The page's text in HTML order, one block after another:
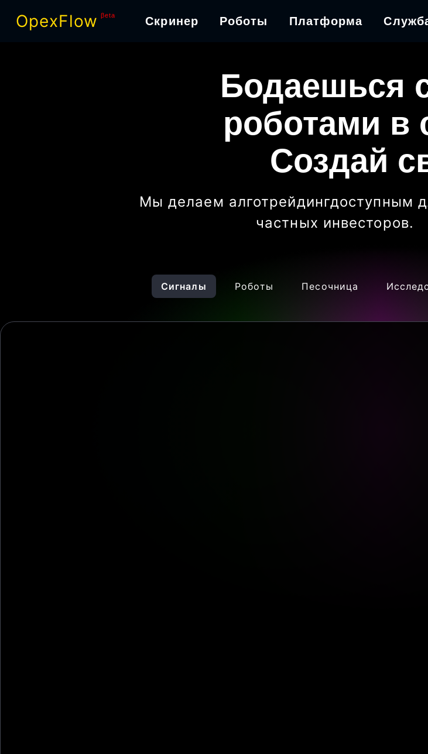
OpexFlow βeta Скринер Роботы Платформа
Бодаешься
роботами в
Создай
Мы делаем алготрейдингдоступным
частных инвесторов.
Сигналы Роботы Песочница